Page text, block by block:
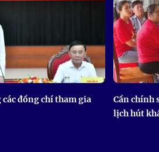
đồng chí tham gia
Cần chính
lịch hút